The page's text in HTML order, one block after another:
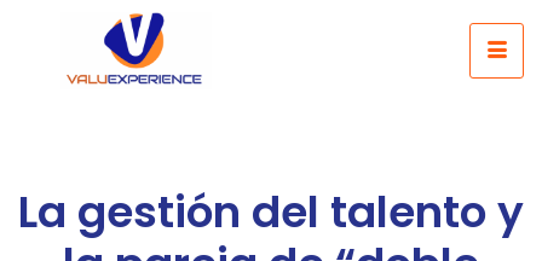
La gestión del talento y